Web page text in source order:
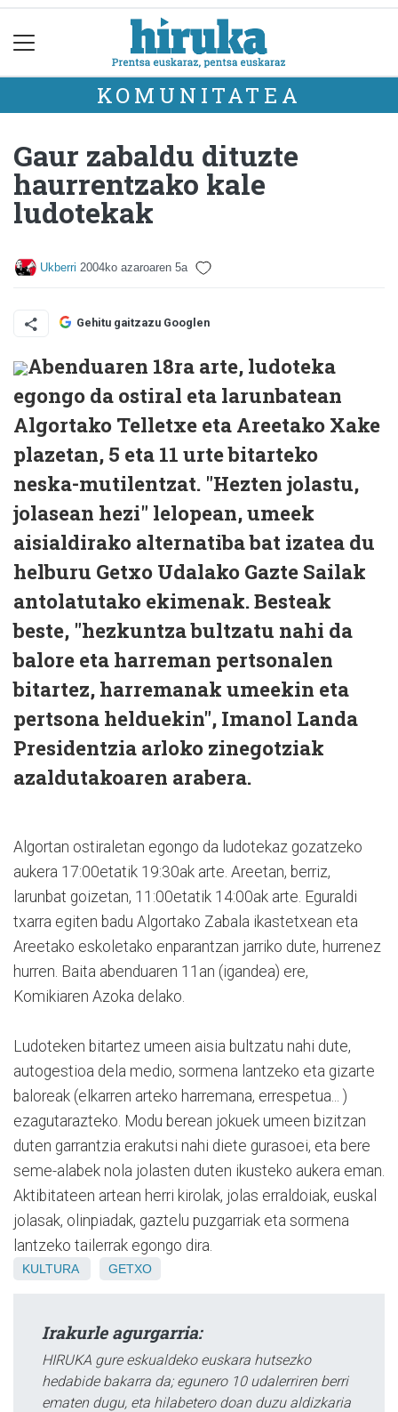
KOMUNITATEA
Gaur zabaldu dituzte
haurrentzako kale
ludotekak
Ukberri 2004ko azaroaren 5a
Gehitu gaitzazu Googlen
Abenduaren 18ra arte, ludoteka
egongo da ostiral eta larunbatean
Algortako Telletxe eta Areetako Xake
plazetan, 5 eta 11 urte bitarteko
neska-mutilentzat. "Hezten jolastu,
jolasean hezi" lelopean, umeek
aisialdirako alternatiba bat izatea du
helburu Getxo Udalako Gazte Sailak
antolatutako ekimenak. Besteak
beste, "hezkuntza bultzatu nahi da
balore eta harreman pertsonalen
bitartez, harremanak umeekin eta
pertsona helduekin", Imanol Landa
Presidentzia arloko zinegotziak
azaldutakoaren arabera.
Algortan ostiraletan egongo da ludotekaz gozatzeko
aukera 17:00etatik 19:30ak arte. Areetan, berriz,
larunbat goizetan, 11:00etatik 14:00ak arte. Eguraldi
txarra egiten badu Algortako Zabala ikastetxean eta
Areetako eskoletako enparantzan jarriko dute, hurrenez
hurren. Baita abenduaren 11an (igandea) ere,
Komikiaren Azoka delako.
Ludoteken bitartez umeen aisia bultzatu nahi dute,
autogestioa dela medio, sormena lantzeko eta gizarte
baloreak (elkarren arteko harremana, errespetua... )
ezagutarazteko. Modu berean jokuek umeen bizitzan
duten garrantzia erakutsi nahi diete gurasoei, eta bere
seme-alabek nola jolasten duten ikusteko aukera eman.
Aktibitateen artean herri kirolak, jolas erraldoiak, euskal
jolasak, olinpiadak, gaztelu puzgarriak eta sormena
lantzeko tailerrak egongo dira.
KULTURA GETXO
Irakurle agurgarria:
HIRUKA gure eskualdeko euskara hutsezko
hedabide bakarra da; egunero 10 udalerriren berri
ematen dugu, eta hilabetero doan duzu aldizkaria